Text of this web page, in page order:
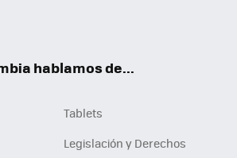
hablamos de...
Tablets
Legislación y Derechos